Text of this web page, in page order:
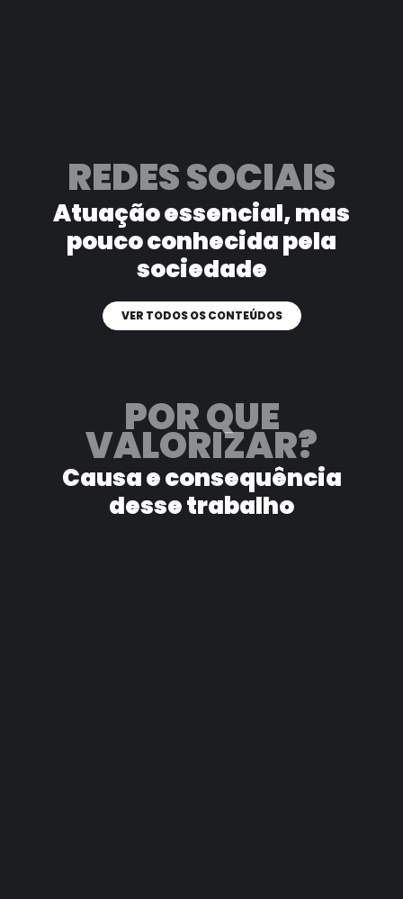
REDES SOCIAIS
Atuação essencial, mas
poucoconhecida pela
sociedade
VER TODOS OS CONTEÚDOS
POR QUE
VALORIZAR?
Causa e consequência
desse trabalho